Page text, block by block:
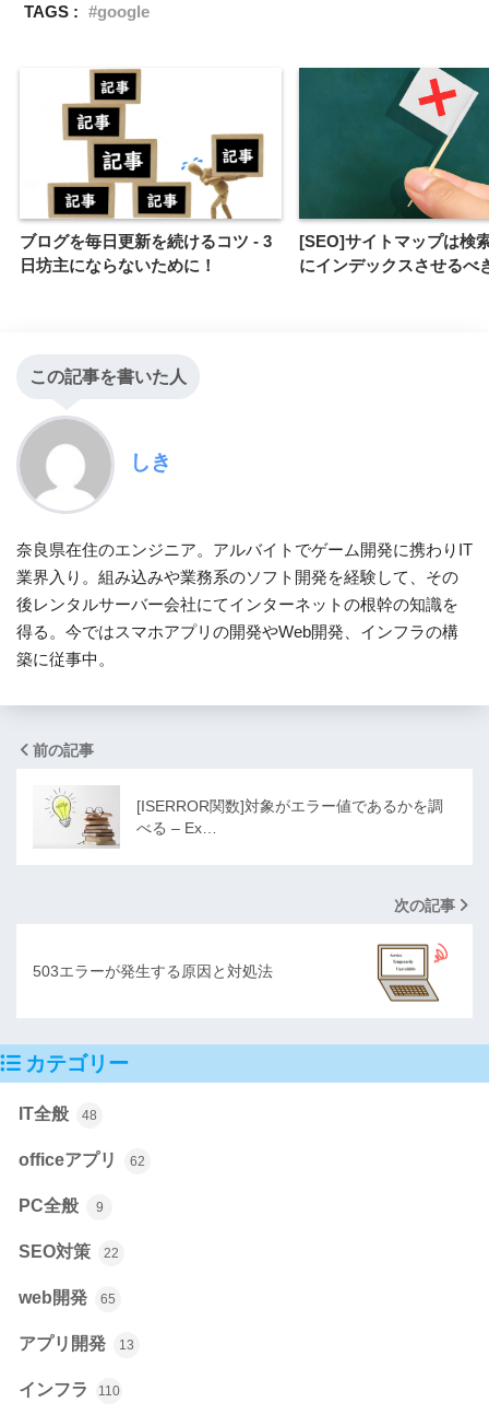
TAGS :
google
ブログを毎日更新を続けるコツ - 3
日坊主にならないために！
[SEO]サイトマップは検
にインデックスさせるべ
この記事を書いた人
しき
奈良県在住のエンジニア。アルバイトでゲーム開発に携わりIT
業界入り。組み込みや業務系のソフト開発を経験して、その
後レンタルサーバー会社にてインターネットの根幹の知識を
得る。今ではスマホアプリの開発やWeb開発、インフラの構
築に従事中。
前の記事
[ISERROR関数]対象がエラー値であるかを調
べる – Ex…
次の記事
503エラーが発生する原因と対処法
カテゴリー
IT全般 48
officeアプリ 62
PC全般 9
SEO対策 22
web開発 65
アプリ開発 13
インフラ 110